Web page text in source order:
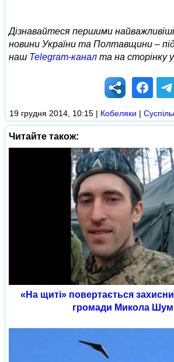
Дізнавайтеся першими найважливіші
новини України та Полтавщини –
наш Telegram-канал та на сторінку у
19 грудня 2014, 10:15 | Кобеляки |
Читайте також:
«На щиті» повертається
громади Микола